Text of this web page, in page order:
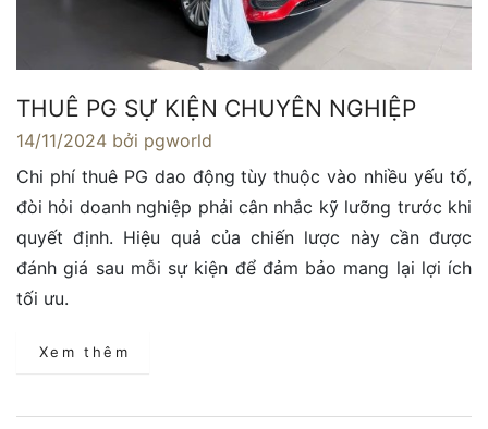
THUÊ PG SỰ KIỆN CHUYÊN NGHIỆP
14/11/2024 bởi pgworld
Chi phí thuê PG dao động tùy thuộc vào nhiều yếu tố,
đòi hỏi doanh nghiệp phải cân nhắc kỹ lưỡng trước khi
quyết định. Hiệu quả của chiến lược này cần được
đánh giá sau mỗi sự kiện để đảm bảo mang lại lợi ích
tối ưu.
Xem thêm